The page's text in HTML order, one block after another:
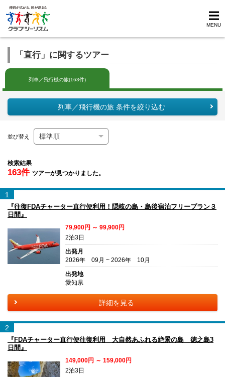
MENU
「直行」に関するツアー
列車／飛行機の旅(163件)
列車／飛行機の旅 条件を絞り込む
並び替え
検索結果
163件 ツアーが見つかりました。
1
『往復FDAチャーター直行便利用！隠岐の島・島後宿泊フリープラン３
日間』
79,900円 ～ 99,900円
2泊3日
出発月
2026年 09月 ~ 2026年 10月
出発地
愛知県
詳細を見る
2
『FDAチャーター直行便往復利用 大自然あふれる絶景の島 徳之島3
日間』
149,000円 ～ 159,000円
2泊3日